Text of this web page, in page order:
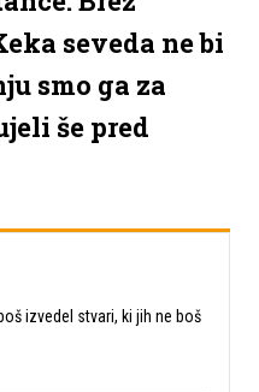
seveda ne bi
smo ga za
še pred
izvedel stvari, ki jih ne boš